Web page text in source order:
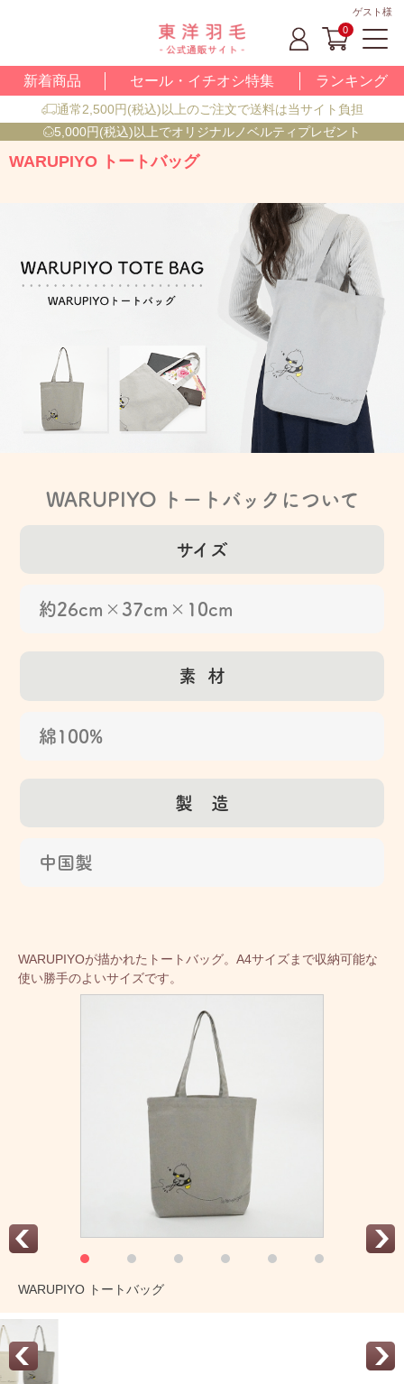
ゲスト様
0
新着商品 セール・イチオシ特集 ランキング
通常2,500円(税込)以上のご注文で送料は当サイト負担
5,000円(税込)以上でオリジナルノベルティプレゼント
WARUPIYO トートバッグ
WARUPIYO トートバックについて
サイズ
約26cm×37cm×10cm
素 材
綿100%
製 造
中国製
WARUPIYOが描かれたトートバッグ。A4サイズまで収納可能な
使い勝手のよいサイズです。
WARUPIYO トートバッグ